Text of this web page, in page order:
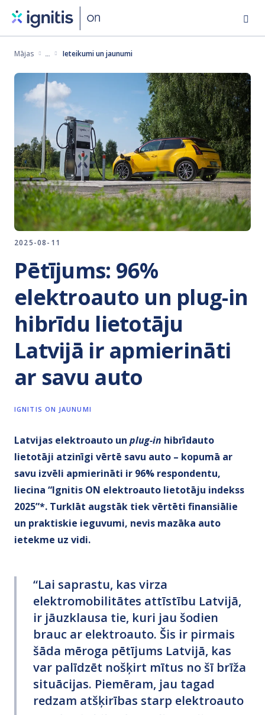
Pārlekt
saturu
Mājas Ieteikumi un jaunumi
2025-08-11
Pētījums: 96%
elektroauto un plug-in
hibrīdu lietotāju
Latvijā ir apmierināti
ar savu auto
IGNITIS ON JAUNUMI
Latvijas elektroauto un plug-in hibrīdauto
lietotāji atzinīgi vērtē savu auto – kopumā ar
savu izvēli apmierināti ir 96% respondentu,
liecina “Ignitis ON elektroauto lietotāju indekss
2025”*. Turklāt augstāk tiek vērtēti finansiālie
un praktiskie ieguvumi, nevis mazāka auto
ietekme uz vidi.
“Lai saprastu, kas virza
elektromobilitātes attīstību Latvijā,
ir jāuzklausa tie, kuri jau šodien
brauc ar elektroauto. Šis ir pirmais
šāda mēroga pētījums Latvijā, kas
var palīdzēt nošķirt mītus no šī brīža
situācijas. Piemēram, jau tagad
redzam atšķirības starp elektroauto